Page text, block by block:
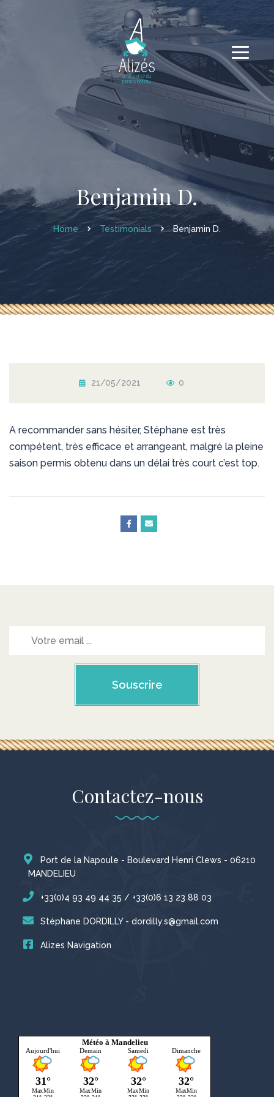
Benjamin D.
Home Testimonials Benjamin D.
21/05/2021 0
A recommander sans hésiter, Stéphane est très
compétent, très efficace et arrangeant, malgré la pleine
saison permis obtenu dans un délai très court c’est top.
Souscrire
Contactez-nous
Port de la Napoule - Boulevard Henri Clews - 06210
MANDELIEU
+33(0)4 93 49 44 35 / +33(0)6 13 23 88 03
Stéphane DORDILLY - dordilly.s@gmail.com
Alizes Navigation
Météo à Mandelieu